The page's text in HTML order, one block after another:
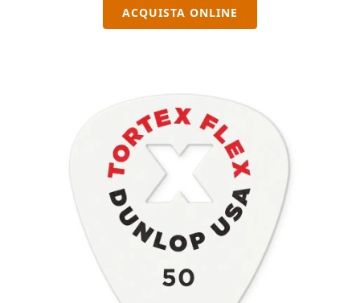
ACQUISTA ONLINE